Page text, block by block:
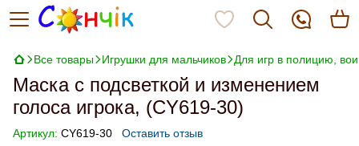
Все товары Игрушки для мальчиков Для игр в полицию,
Маска с подсветкой и изменением
голоса игрока, (CY619-30)
Артикул: CY619-30 Оставить отзыв